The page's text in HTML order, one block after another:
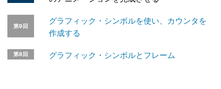
第9回
グラフィック・シンボルを使い、カウンタを
作成する
第8回 グラフィック・シンボルとフレーム